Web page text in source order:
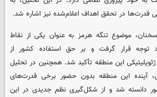
در تحقق اهداف اعلام‌شده نیز اشاره شد.
موضوع تنگه هرمز به عنوان یکی از نقاط
توجه قرار گرفت و بر حق استفاده کشور از
این منطقه تأکید شد. همچنین در تحلیل
آینده این منطقه بدون حضور برخی قدرت‌های
دانسته شد و از شکل‌گیری نظم جدیدی در این